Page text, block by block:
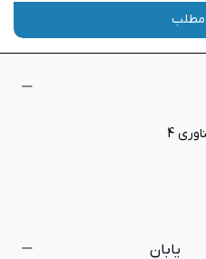
آشنا کنیم. پس اگر قصد خرید
این محصول تغییر ساختاری
دیداری خانه را جذاب‌تر
آن می‌دهد، از مزیت‌های
به تشریح آن ها خواهیم
و فرش که دارای پرز و
بیایید سری به دنیای
مطلب
4
یابان